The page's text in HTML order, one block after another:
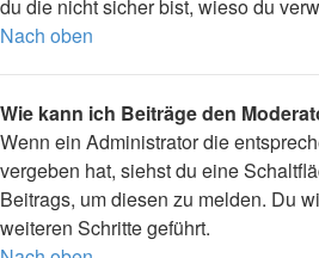
du die nicht sicher bist, wieso du
Nach oben
Wie kann ich Beiträge den
Wenn ein Administrator die
vergeben hat, siehst du eine
Beitrags, um diesen zu melden. Du
weiteren Schritte geführt.